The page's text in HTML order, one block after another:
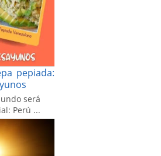
pepiada:
será
Perú ...